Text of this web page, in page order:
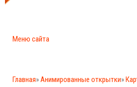
Меню сайта
Главная»Анимированные открытки»